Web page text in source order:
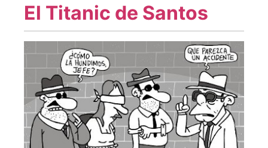
El Titanic de Santos